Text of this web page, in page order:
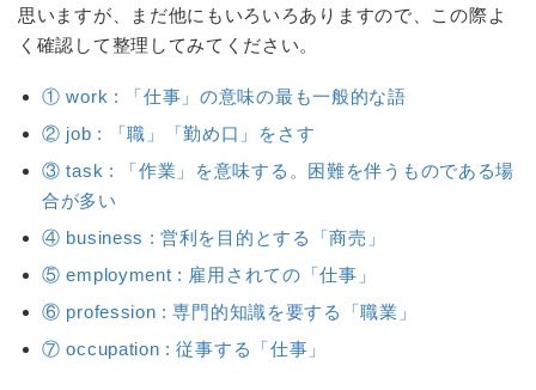
思いますが、まだ他にもいろいろありますので、この際よ
く確認して整理してみてください。
① work : 「仕事」の意味の最も一般的な語
② job : 「職」「勤め口」をさす
③ task : 「作業」を意味する。困難を伴うものである場
合が多い
④ business : 営利を目的とする「商売」
⑤ employment : 雇用されての「仕事」
⑥ profession : 専門的知識を要する「職業」
⑦ occupation : 従事する「仕事」